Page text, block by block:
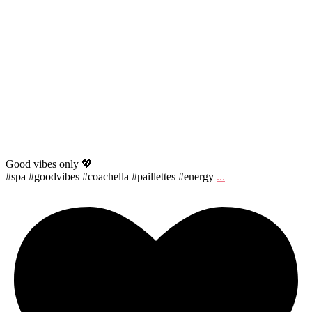
Good vibes only 💖
#spa #goodvibes #coachella #paillettes #energy ...